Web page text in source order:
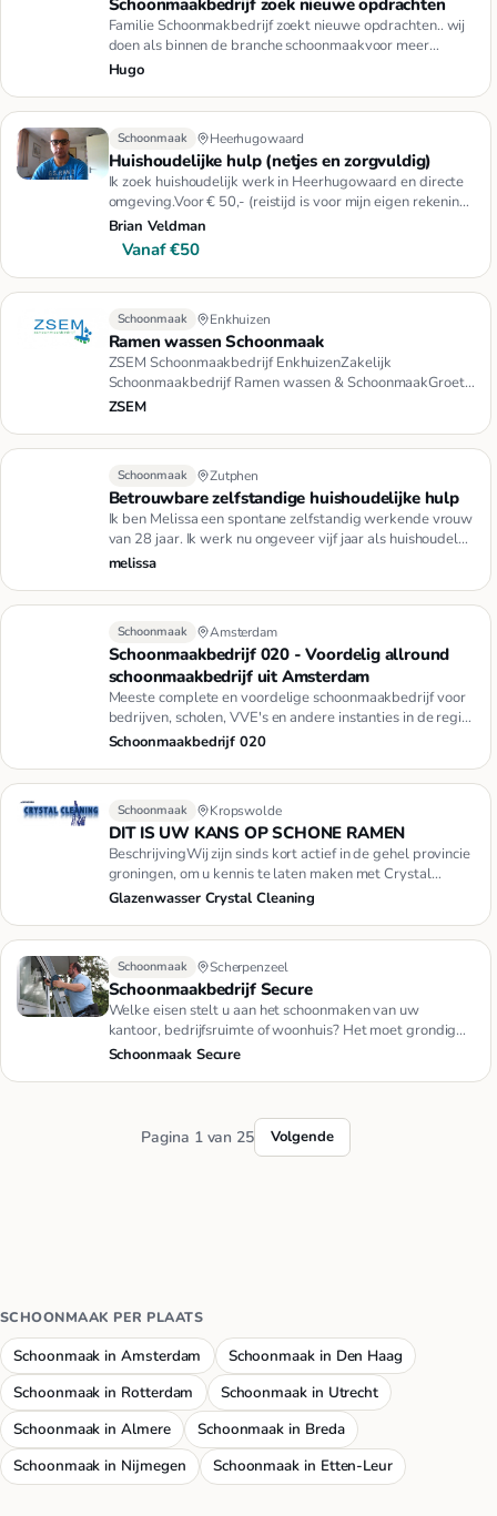
Schoonmaakbedrijf zoek nieuwe opdrachten
Familie Schoonmakbedrijf zoekt nieuwe opdrachten.. wij
doen als binnen de branche schoonmaakvoor meer
informatie kunt u …
Hugo
Schoonmaak Heerhugowaard
Huishoudelijke hulp (netjes en zorgvuldig)
Ik zoek huishoudelijk werk in Heerhugowaard en directe
omgeving.Voor € 50,- (reistijd is voor mijn eigen rekening)
werk …
Brian Veldman
Vanaf €50
Schoonmaak Enkhuizen
Ramen wassen Schoonmaak
ZSEM Schoonmaakbedrijf EnkhuizenZakelijk
Schoonmaakbedrijf Ramen wassen & SchoonmaakGroet
Marcel
ZSEM
Schoonmaak Zutphen
Betrouwbare zelfstandige huishoudelijke hulp
Ik ben Melissa een spontane zelfstandig werkende vrouw
van 28 jaar. Ik werk nu ongeveer vijf jaar als huishoudelijk
hulp…
melissa
Schoonmaak Amsterdam
Schoonmaakbedrijf 020 - Voordelig allround
schoonmaakbedrijf uit Amsterdam
Meeste complete en voordelige schoonmaakbedrijf voor
bedrijven, scholen, VVE's en andere instanties in de regio
Amsterda…
Schoonmaakbedrijf 020
Schoonmaak Kropswolde
DIT IS UW KANS OP SCHONE RAMEN
BeschrijvingWij zijn sinds kort actief in de gehel provincie
groningen, om u kennis te laten maken met Crystal
Cleaning …
Glazenwasser Crystal Cleaning
Schoonmaak Scherpenzeel
Schoonmaakbedrijf Secure
Welke eisen stelt u aan het schoonmaken van uw
kantoor, bedrijfsruimte of woonhuis? Het moet grondig
gebeuren, minutieus…
Schoonmaak Secure
Pagina 1 van 25 Volgende
SCHOONMAAK PER PLAATS
Schoonmaak in Amsterdam
Schoonmaak in Den Haag
Schoonmaak in Rotterdam
Schoonmaak in Utrecht
Schoonmaak in Almere
Schoonmaak in Breda
Schoonmaak in Nijmegen
Schoonmaak in Etten-Leur